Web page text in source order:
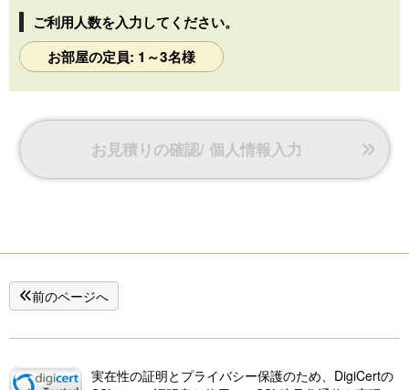
ご利用人数を入力してください。
お部屋の定員: 1～3名様
お見積りの確認/ 個人情報入力
前のページへ
実在性の証明とプライバシー保護のため、DigiCertの